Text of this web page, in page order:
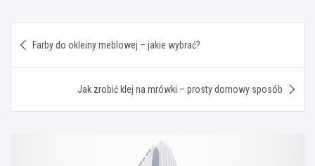
wpisu
Farby do okleiny meblowej – jakie wybrać?
Jak zrobić klej na mrówki – prosty domowy sposób